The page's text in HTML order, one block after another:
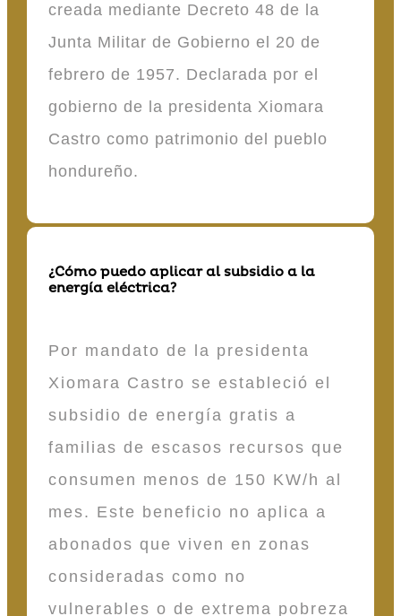
creada mediante Decreto 48 de la
Junta Militar de Gobierno el 20 de
febrero de 1957. Declarada por el
gobierno de la presidenta Xiomara
Castro como patrimonio del pueblo
hondureño.
¿Cómo puedo aplicar al subsidio a la
energía eléctrica?
Por mandato de la presidenta
Xiomara Castro se estableció el
subsidio de energía gratis a
familias de escasos recursos que
consumen menos de 150 KW/h al
mes. Este beneficio no aplica a
abonados que viven en zonas
consideradas como no
vulnerables o de extrema pobreza